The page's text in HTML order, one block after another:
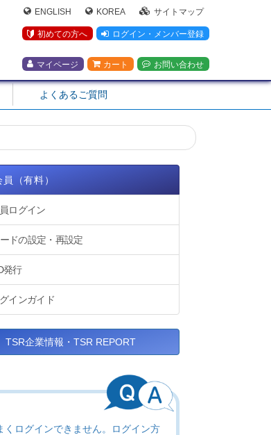
ENGLISH KOREA サイトマップ
初めての方へ ログイン・メンバー登録
マイページ カート お問い合わせ
よくあるご質問
（有料）
ログイン
ドの設定・再設定
発行
インガイド
TSR企業情報・TSR REPORT
くログインできません。ログイン方